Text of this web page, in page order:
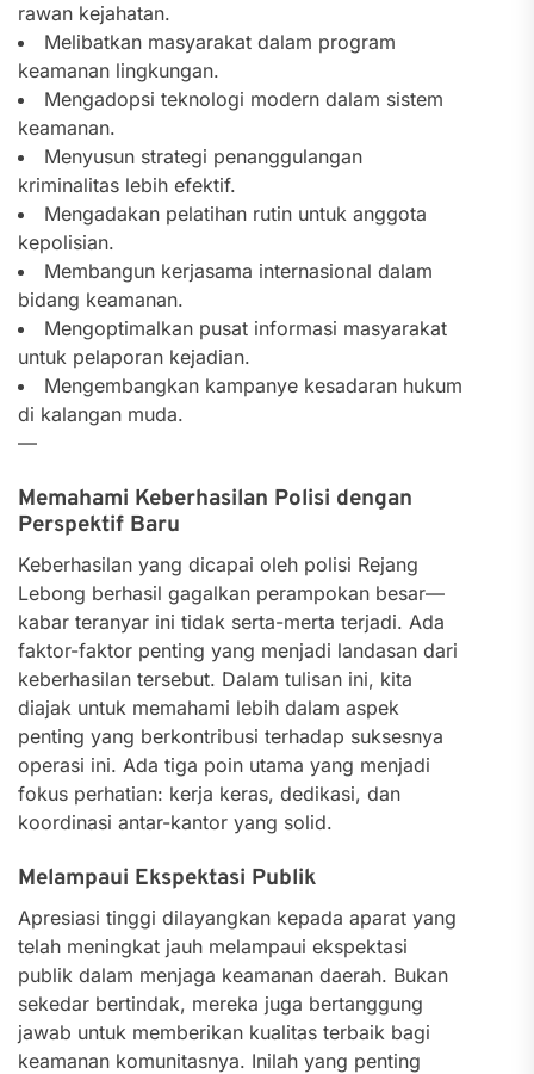
rawan kejahatan.
Melibatkan masyarakat dalam program
keamanan lingkungan.
Mengadopsi teknologi modern dalam sistem
keamanan.
Menyusun strategi penanggulangan
kriminalitas lebih efektif.
Mengadakan pelatihan rutin untuk anggota
kepolisian.
Membangun kerjasama internasional dalam
bidang keamanan.
Mengoptimalkan pusat informasi masyarakat
untuk pelaporan kejadian.
Mengembangkan kampanye kesadaran hukum
di kalangan muda.
—
Memahami Keberhasilan Polisi dengan
Perspektif Baru
Keberhasilan yang dicapai oleh polisi Rejang
Lebong berhasil gagalkan perampokan besar—
kabar teranyar ini tidak serta-merta terjadi. Ada
faktor-faktor penting yang menjadi landasan dari
keberhasilan tersebut. Dalam tulisan ini, kita
diajak untuk memahami lebih dalam aspek
penting yang berkontribusi terhadap suksesnya
operasi ini. Ada tiga poin utama yang menjadi
fokus perhatian: kerja keras, dedikasi, dan
koordinasi antar-kantor yang solid.
Melampaui Ekspektasi Publik
Apresiasi tinggi dilayangkan kepada aparat yang
telah meningkat jauh melampaui ekspektasi
publik dalam menjaga keamanan daerah. Bukan
sekedar bertindak, mereka juga bertanggung
jawab untuk memberikan kualitas terbaik bagi
keamanan komunitasnya. Inilah yang penting